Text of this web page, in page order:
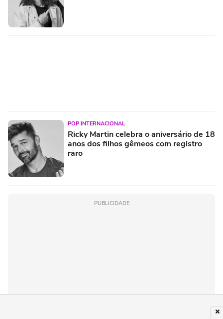
POP INTERNACIONAL
Ricky Martin celebra o aniversário de 18
anos dos filhos gêmeos com registro
raro
PUBLICIDADE